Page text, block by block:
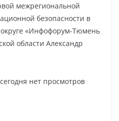
межрегиональной
безопасности в
«Инфофорум-Тюмень
области Александр
нет просмотров